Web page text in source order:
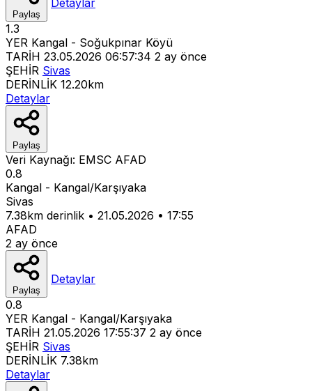
Paylaş
1.3
YER Kangal - Soğukpınar Köyü
TARİH 23.05.2026 06:57:34 2 ay önce
ŞEHİR Sivas
DERİNLİK 12.20km
Detaylar
Paylaş
Veri Kaynağı: EMSC AFAD
0.8
Kangal - Kangal/Karşıyaka
Sivas
7.38km derinlik • 21.05.2026 • 17:55
AFAD
2 ay önce
Paylaş
Detaylar
0.8
YER Kangal - Kangal/Karşıyaka
TARİH 21.05.2026 17:55:37 2 ay önce
ŞEHİR Sivas
DERİNLİK 7.38km
Detaylar